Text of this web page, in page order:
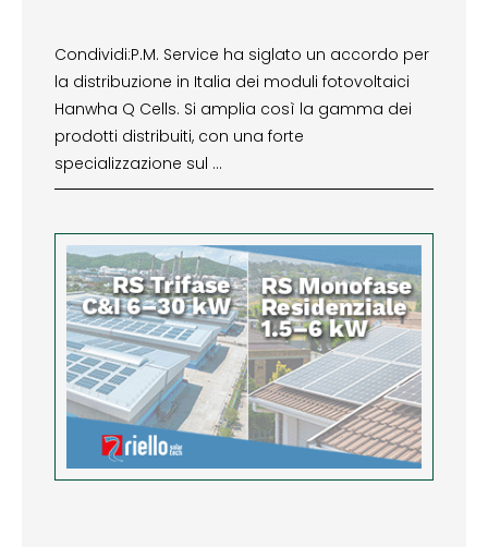
Condividi:P.M. Service ha siglato un accordo per
la distribuzione in Italia dei moduli fotovoltaici
Hanwha Q Cells. Si amplia così la gamma dei
prodotti distribuiti, con una forte
specializzazione sul …